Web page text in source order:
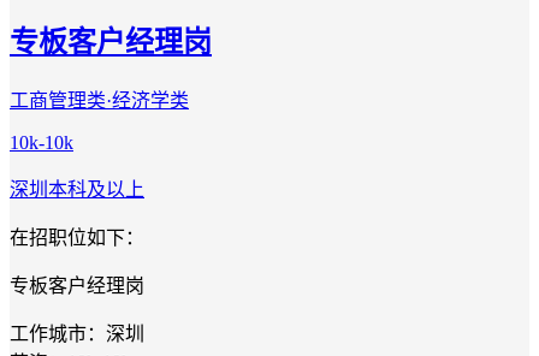
专板客户经理岗
工商管理类·经济学类
10k-10k
深圳 本科及以上
在招职位如下：
专板客户经理岗
工作城市：深圳